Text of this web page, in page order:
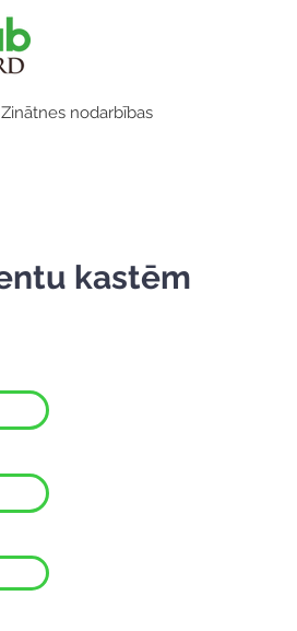
Zinātnes nodarbības
kastēm